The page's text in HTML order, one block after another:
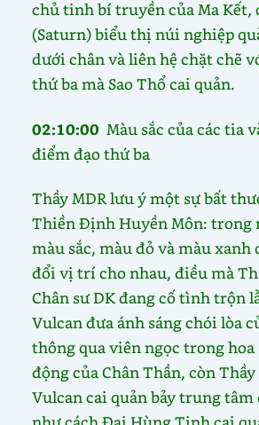
chủ tinh bí truyền của Ma Kết,
(Saturn) biểu thị núi nghiệp
dưới chân và liên hệ chặt chẽ
thứ ba mà Sao Thổ cai quản.
02:10:00 Màu sắc của các tia
điểm đạo thứ ba
Thầy MDR lưu ý một sự bất
Thiền Định Huyền Môn: trong
màu sắc, màu đỏ và màu xanh
đổi vị trí cho nhau, điều mà
Chân sư DK đang cố tình trộn
Vulcan đưa ánh sáng chói lòa
thông qua viên ngọc trong
động của Chân Thần, còn
Vulcan cai quản bảy trung